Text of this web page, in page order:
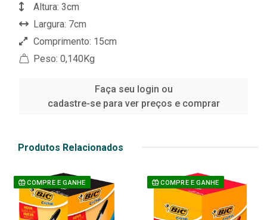
Altura: 3cm
Largura: 7cm
Comprimento: 15cm
Peso: 0,140Kg
Faça seu login ou
cadastre-se para ver preços e comprar
Produtos Relacionados
COMPRE E GANHE COMPRE E GANHE